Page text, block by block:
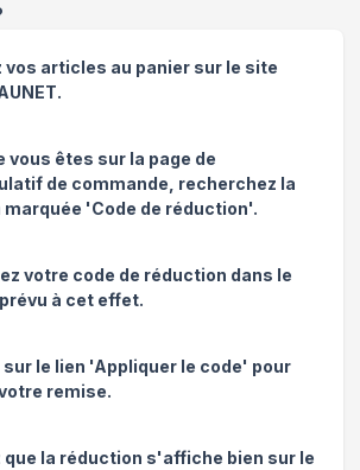
vos articles au panier sur le site
vous êtes sur la page de
de commande, recherchez la
'Code de réduction'.
votre code de réduction dans le
à cet effet.
sur le lien 'Appliquer le code' pour
remise.
que la réduction s'affiche bien sur le